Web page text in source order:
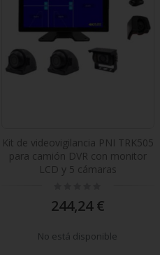
Kit de videovigilancia PNI TRK505
para camión DVR con monitor
LCD y 5 cámaras
244,24 €
No está disponible